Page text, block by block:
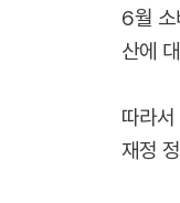
6월 소
산에
따라
재정